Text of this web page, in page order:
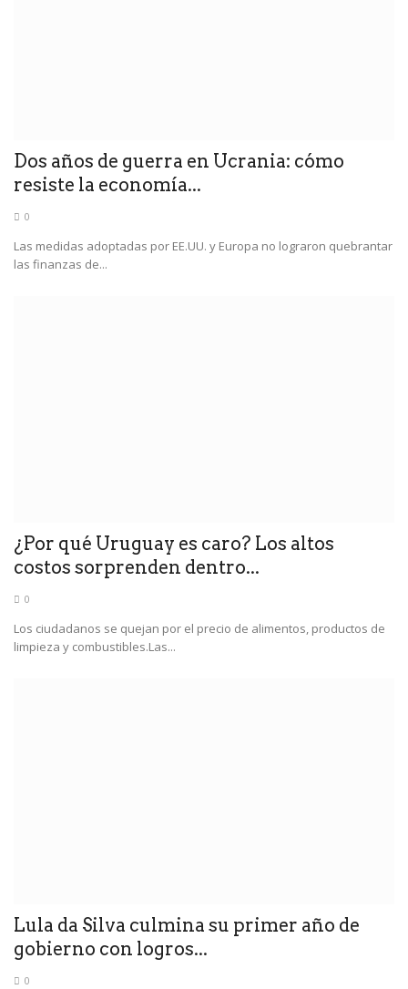
Dos años de guerra en Ucrania: cómo
resiste la economía...
0
Las medidas adoptadas por EE.UU. y Europa no lograron quebrantar
las finanzas de...
¿Por qué Uruguay es caro? Los altos
costos sorprenden dentro...
0
Los ciudadanos se quejan por el precio de alimentos, productos de
limpieza y combustibles.Las...
Lula da Silva culmina su primer año de
gobierno con logros...
0